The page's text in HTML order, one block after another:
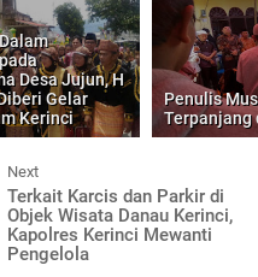
Desa Jujun, H
Gelar
Kerinci
Penulis
Terpanjang
Next
Terkait Karcis dan Parkir di
Objek Wisata Danau Kerinci,
Kapolres Kerinci Mewanti
Pengelola